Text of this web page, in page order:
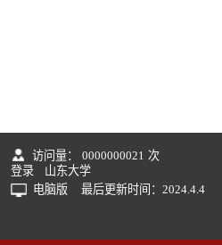
访问量： 0000000021 次
登录
山东大学
电脑版
最后更新时间： 2024.4.4